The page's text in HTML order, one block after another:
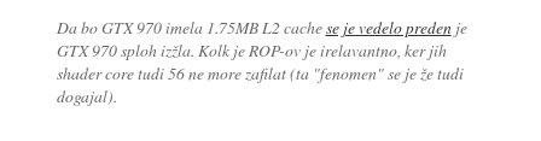
Da bo GTX 970 imela 1.75MB L2 cachese je vedelo predenje
GTX 970 sploh izžla. Kolk je ROP-ov je irelavantno, ker jih
shader core tudi 56 ne more zafilat (ta "fenomen" se je že tudi
dogajal).